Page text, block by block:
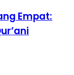
Empat: